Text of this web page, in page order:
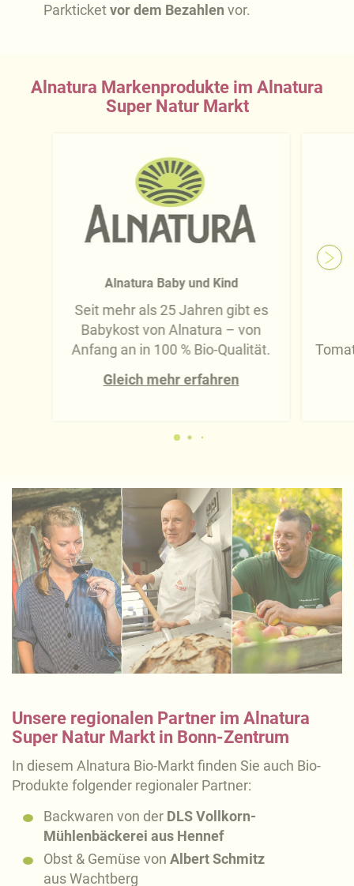
Parkticketvor dem Bezahlen vor.
Alnatura Markenprodukte im Alnatura
Super Natur Markt
Alnatura Baby und Kind
Seit mehr als 25 Jahren gibt es
Babykost von Alnatura – von
Anfang an in 100 % Bio-Qualität.
Gleich mehr erfahren
Unsere regionalen Partner im Alnatura
Super Natur Markt in Bonn-Zentrum
In diesem Alnatura Bio-Markt finden Sie auch Bio-
Produkte folgender regionaler Partner:
Backwaren von der DLS Vollkorn-
Mühlenbäckerei aus Hennef
Obst & Gemüse von Albert Schmitz
aus Wachtberg